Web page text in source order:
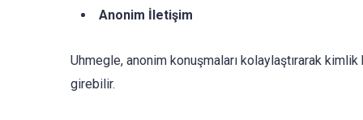
Anonim İletişim
Uhmegle, anonim konuşmaları kolaylaştırarak
girebilir.